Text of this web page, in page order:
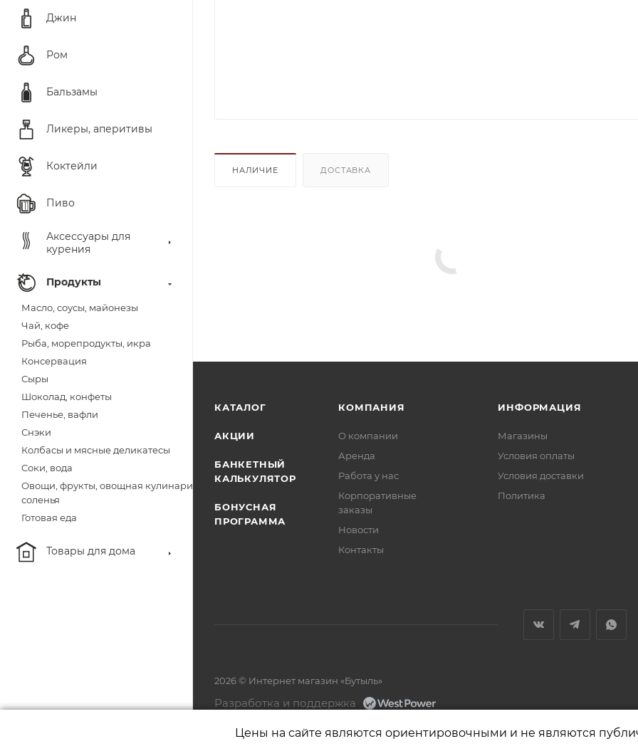
Джин
Ром
Бальзамы
Ликеры, аперитивы
Коктейли
Пиво
Аксессуары для
курения
Продукты
Масло, соусы, майонезы
Чай, кофе
Рыба, морепродукты, икра
Консервация
Сыры
Шоколад, конфеты
Печенье, вафли
Снэки
Колбасы и мясные деликатесы
Соки, вода
Овощи, фрукты, овощная кулинария,
соленья
Готовая еда
Товары для дома
НАЛИЧИЕ ДОСТАВКА
КАТАЛОГ
АКЦИИ
БАНКЕТНЫЙ
КАЛЬКУЛЯТОР
БОНУСНАЯ
ПРОГРАММА
КОМПАНИЯ
О компании
Аренда
Работа у нас
Корпоративные
заказы
Новости
Контакты
ИНФОРМАЦИЯ
Магазины
Условия оплаты
Условия доставки
Политика
2026 © Интернет магазин «Бутыль»
Разработка и поддержка
Цены на сайте являются ориентировочными и не являются